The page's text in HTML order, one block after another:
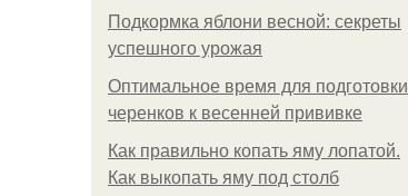
Подкормка яблони весной: секреты
успешного урожая
Оптимальное время для подготовки
черенков к весенней прививке
Как правильно копать яму лопатой.
Как выкопать яму под столб